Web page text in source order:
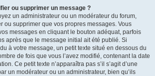
ou supprimer un message ?
un administrateur ou un modérateur du forum,
ou supprimer que vos propres messages. Vous
messages en cliquant le bouton adéquat, parfois
après que le message initial ait été publié. Si
à votre message, un petit texte situé en dessous du
de fois que vous l’avez modifié, contenant la date
Ce petit texte n’apparaîtra pas s’il s’agit d’une
un modérateur ou un administrateur, bien qu’ils